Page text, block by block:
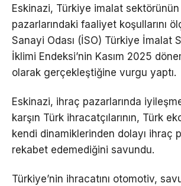
Eskinazi, Türkiye imalat
pazarlarındaki faaliyet koşullarını
Sanayi Odası (İSO) Türkiye İmalat
İklimi Endeksi’nin Kasım 2025
olarak gerçekleştiğine vurgu yaptı.
Eskinazi, ihraç pazarlarında
karşın Türk ihracatçılarının, Türk
kendi dinamiklerinden dolayı ihraç
rekabet edemediğini savundu.
Türkiye’nin ihracatını otomotiv,